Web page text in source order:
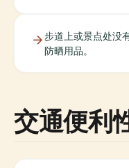
步道上或景点处没
防晒用品。
交通便利